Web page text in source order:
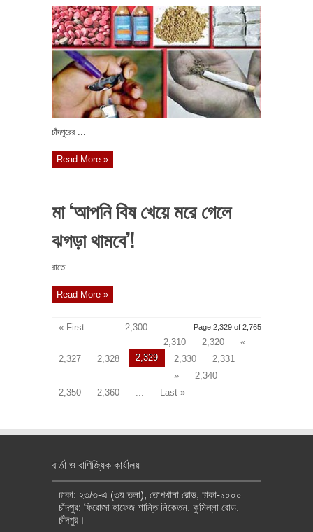
চাঁদপুরের ...
Read More »
মা ‘আপনি বিষ খেয়ে মরে গেলে
ঝগড়া থামবে’!
রাতে ...
Read More »
Page 2,329 of 2,765
« First
2,300
2,310
2,320
«
2,327
2,328 2,329 2,330
2,331
»
2,340
2,350
2,360 Last »
বার্তা ও বাণিজ্যিক কার্যালয়
ঢাকা: ২৩/৩-এ (৩য় তলা), তোপখানা রোড, ঢাকা-১০০০
চাঁদপুর: ফিরোজা হাফেজ শান্তি নিকেতন, কুমিল্লা রোড,
চাঁদপুর।